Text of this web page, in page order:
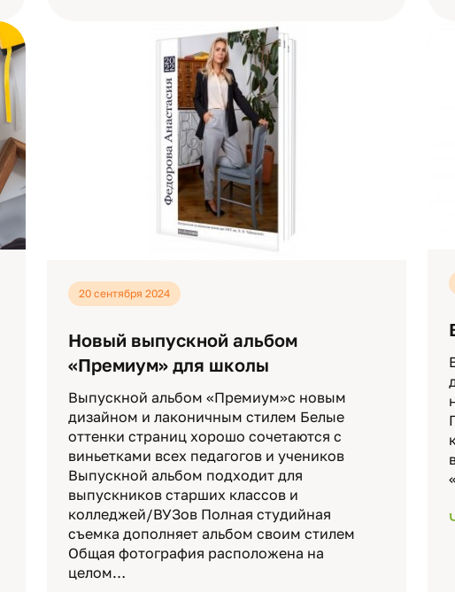
20 сентября 2024
Новый выпускной альбом
«Премиум» для школы
Выпускной альбом «Премиум»с новым
дизайном и лаконичным стилем Белые
оттенки страниц хорошо сочетаются с
виньетками всех педагогов и учеников
Выпускной альбом подходит для
выпускников старших классов и
колледжей/ВУЗов Полная студийная
съемка дополняет альбом своим стилем
Общая фотография расположена на
целом…